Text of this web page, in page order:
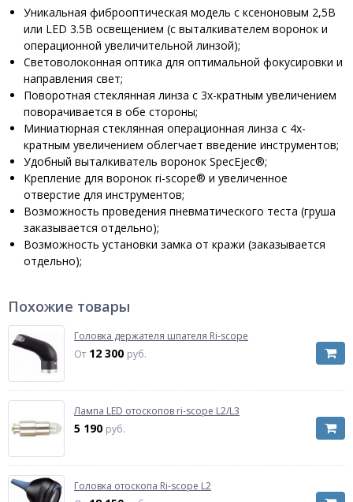
Уникальная фиброоптическая модель с ксеноновым 2,5В
или LED 3.5В освещением (с выталкивателем воронок и
операционной увеличительной линзой);
Световолоконная оптика для оптимальной фокусировки и
направления свет;
Поворотная стеклянная линза с 3х-кратным увеличением
поворачивается в обе стороны;
Миниатюрная стеклянная операционная линза с 4х-
кратным увеличением облегчает введение инструментов;
Удобный выталкиватель воронок SpecEjec®;
Крепление для воронок ri-scope® и увеличенное
отверстие для инструментов;
Возможность проведения пневматического теста (груша
заказывается отдельно);
Возможность установки замка от кражи (заказывается
отдельно);
Похожие товары
Головка держателя шпателя Ri-scope
От 12 300 руб.
Лампа LED отоскопов ri-scope L2/L3
5 190 руб.
Головка отоскопа Ri-scope L2